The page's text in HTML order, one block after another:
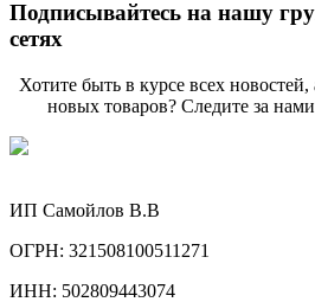
Подписывайтесь на нашу
сетях
Хотите быть в курсе всех
новых товаров? Следите за
ИП Самойлов В.В
ОГРН: 321508100511271
ИНН: 502809443074